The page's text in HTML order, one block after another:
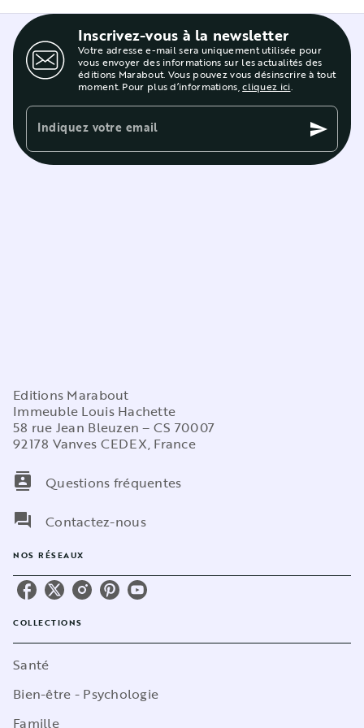
Inscrivez-vous à la newsletter
Votre adresse e-mail sera uniquement utilisée pour
vous envoyer des informations sur les actualités des
éditions Marabout. Vous pouvez vous désinscrire à tout
moment. Pour plus d’informations,cliquez ici.
Indiquez votre email send
Editions Marabout
Immeuble Louis Hachette
58 rue Jean Bleuzen – CS 70007
92178 Vanves CEDEX, France
contacts
Questions fréquentes
question_answer
Contactez-nous
NOS RÉSEAUX
COLLECTIONS
Santé
Bien-être - Psychologie
Famille